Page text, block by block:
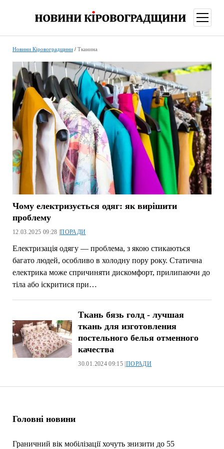
меню
Головні новини
Граничний вік мобілізації хочуть знизити до 55
Новини Кіровоградщини/ Тканина
Чому електризується одяг: як вирішити
проблему
12.03.2025 09:28 |ПОРАДИ
Електризація одягу — проблема, з якою стикаються
багато людей, особливо в холодну пору року. Статична
електрика може спричиняти дискомфорт, прилипаючи до
тіла або іскритися при…
Ткань бязь голд ‑ лучшая
ткань для изготовления
постельного белья отменного
качества
30.01.2024 09:15 | ПОРАДИ